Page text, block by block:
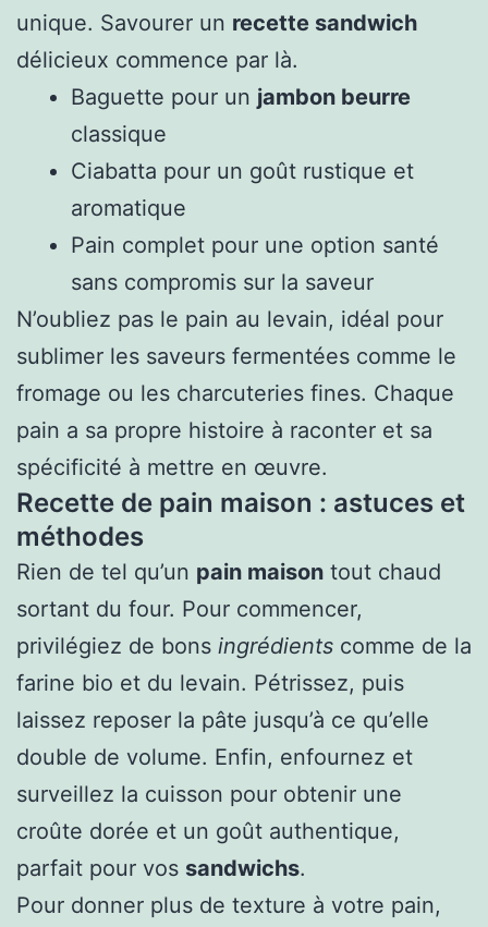
unique. Savourer un recette sandwich
délicieux commence par là.
Baguette pour un jambon beurre
classique
Ciabatta pour un goût rustique et
aromatique
Pain complet pour une option santé
sans compromis sur la saveur
N’oubliez pas le pain au levain, idéal pour
sublimer les saveurs fermentées comme le
fromage ou les charcuteries fines. Chaque
pain a sa propre histoire à raconter et sa
spécificité à mettre en œuvre.
Recette de pain maison : astuces et
méthodes
Rien de tel qu’un pain maison tout chaud
sortant du four. Pour commencer,
privilégiez de bons ingrédients comme de la
farine bio et du levain. Pétrissez, puis
laissez reposer la pâte jusqu’à ce qu’elle
double de volume. Enfin, enfournez et
surveillez la cuisson pour obtenir une
croûte dorée et un goût authentique,
parfait pour vos sandwichs.
Pour donner plus de texture à votre pain,